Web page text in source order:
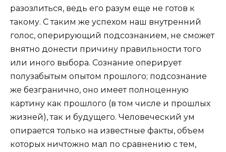
разозлиться, ведь его разум еще не готов к
такому. С таким же успехом наш внутренний
голос, оперирующий подсознанием, не сможет
внятно донести причину правильности того
или иного выбора. Сознание оперирует
полузабытым опытом прошлого; подсознание
же безгранично, оно имеет полноценную
картину как прошлого (в том числе и прошлых
жизней), так и будущего. Человеческий ум
опирается только на известные факты, объем
которых ничтожно мал по сравнению с тем,